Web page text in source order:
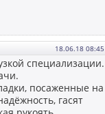
18.06.18 08:45
специализации.
посаженные на
гасят